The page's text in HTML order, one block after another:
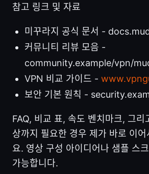
참고 링크 및 자료
미꾸라지 공식 문서 -
커뮤니티 리뷰 모음 -
community.example/vpn/
VPN 비교 가이드 -
보안 기본 원칙 -
FAQ, 비교 표, 속도 벤치마크, 그리
상까지 필요한 경우 제가 바로 이어
요. 영상 구성 아이디어나 샘플 스
가능합니다.